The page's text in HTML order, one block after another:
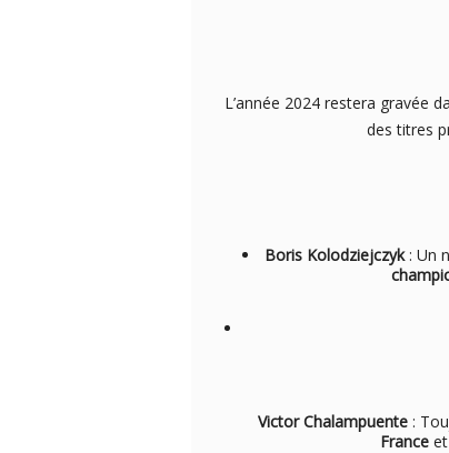
L’année 2024 restera gravée
des titres
Boris Kolodziejczyk: Un
Victor Chalampuente :
Franceet